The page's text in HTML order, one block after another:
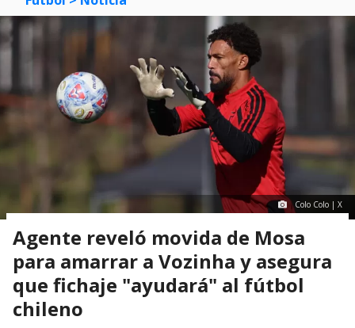
Colo Colo | X
Agente reveló movida de Mosa
para amarrar a Vozinha y asegura
que fichaje "ayudará" al fútbol
chileno